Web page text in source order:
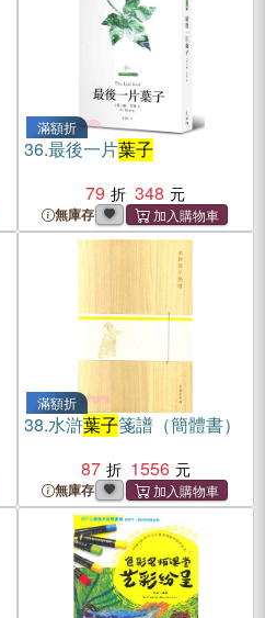
滿額折
36.最後一片葉子
79
348
無庫存
滿額折
38.水滸葉子箋譜（簡體書）
87
1556
無庫存